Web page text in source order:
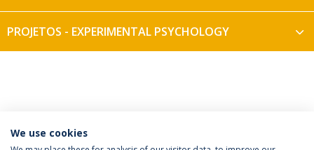
PROJETOS - EXPERIMENTAL PSYCHOLOGY
We use cookies